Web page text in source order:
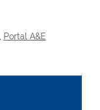
Portal A&E